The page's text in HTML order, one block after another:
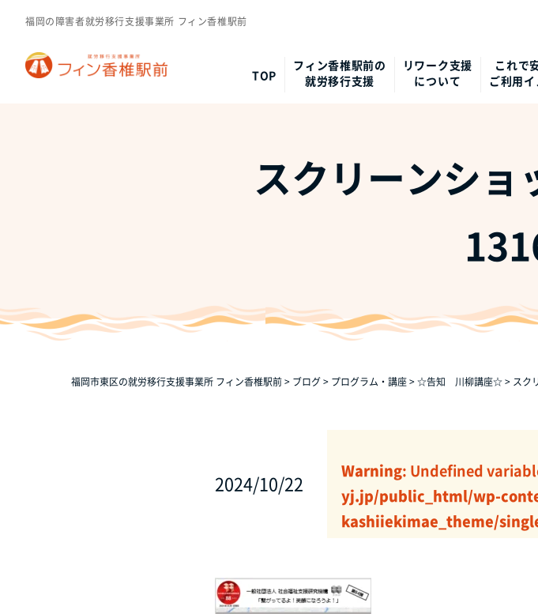
福岡の障害者就労移行支援事業所 フィン香椎駅前
TOP
フィン香椎駅前の
就労移行支援
リワーク支援
について
これで
ご利用
スクリーンシ
福岡市東区の就労移行支援事業所 フィン香椎駅前> ブログ> プログラム・講座>☆告知 川柳講座☆> スク
2024/10/22
Warning: Undefined
yj.jp/public_html/wp-
kashiiekimae_theme/